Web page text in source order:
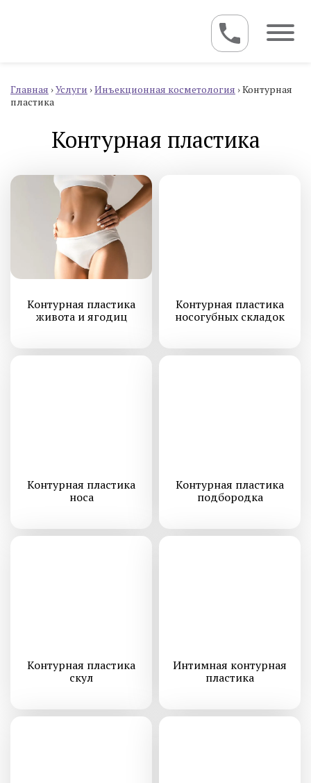
Главная ›Услуги ›Инъекционная косметология ›Контурная
пластика
Контурная пластика
Контурная пластика
живота и ягодиц
Контурная пластика
носогубных складок
Контурная пластика
носа
Контурная пластика
подбородка
Контурная пластика
скул
Интимная контурная
пластика